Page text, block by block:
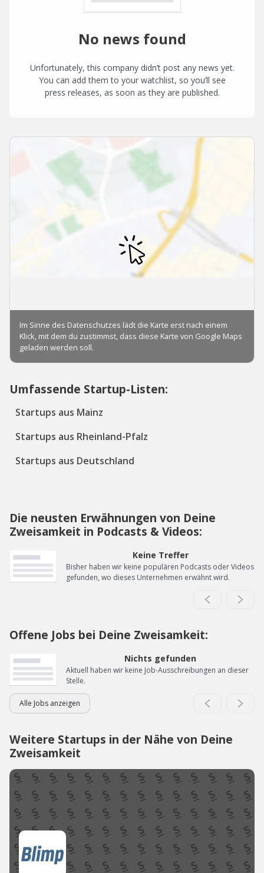
No news found
Unfortunately, this company didn’t post any news yet.
You can add them to your watchlist, so you’ll see
press releases, as soon as they are published.
Umfassende Startup-Listen:
Startups aus Mainz
Startups aus Rheinland-Pfalz
Startups aus Deutschland
Die neusten Erwähnungen von Deine
Zweisamkeit in Podcasts & Videos:
Keine Treffer
Bisher haben wir keine populären Podcasts oder Videos
gefunden, wo dieses Unternehmen erwähnt wird.
Offene Jobs bei Deine Zweisamkeit:
Nichts gefunden
Aktuell haben wir keine Job-Ausschreibungen an dieser
Stelle.
Alle Jobs anzeigen
Weitere Startups in der Nähe von Deine
Zweisamkeit